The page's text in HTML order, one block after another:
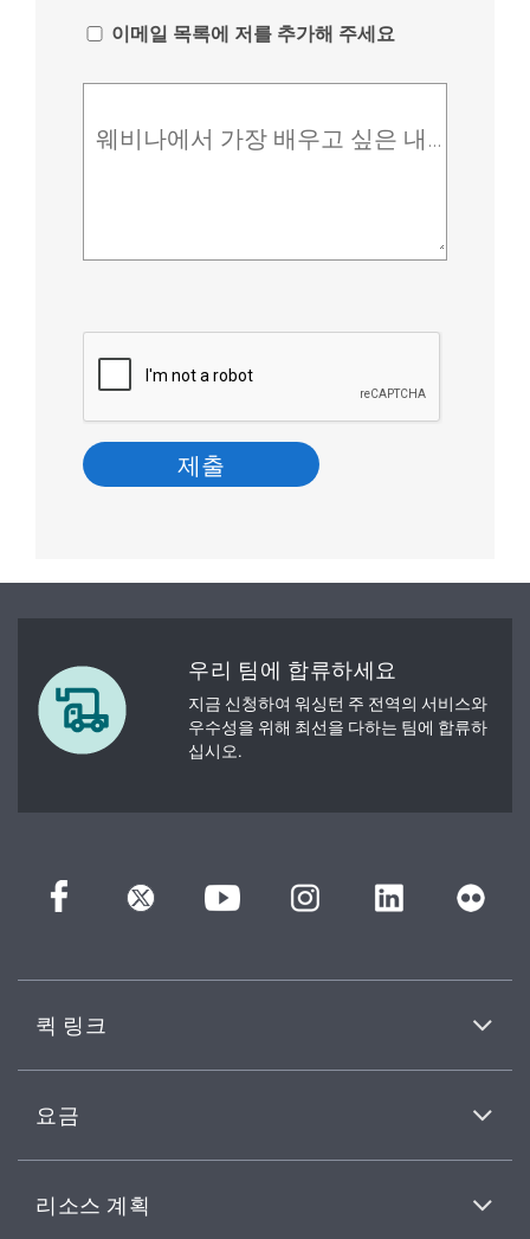
이메일 목록에 저를 추가해 주세요
웨비나에서 가장 배우고 싶은 내용은 무엇입니까?
우리 팀에 합류하세요
지금 신청하여 워싱턴 주 전역의 서비스와
우수성을 위해 최선을 다하는 팀에 합류하
십시오.
퀵 링크
요금
리소스 계획